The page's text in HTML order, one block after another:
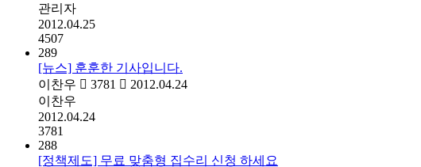
관리자
2012.04.25
4507
289
[뉴스] 훈훈한 기사입니다.
이찬우
3781
2012.04.24
이찬우
2012.04.24
3781
288
[정책제도] 무료 맞춤형 집수리 신청 하세요